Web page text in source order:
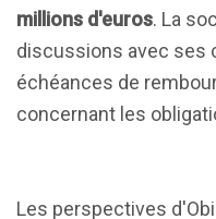
millions d'euros. La
discussions avec ses
échéances de
concernant les
Les perspectives